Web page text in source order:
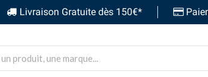
Livraison Gratuite dès 150€*